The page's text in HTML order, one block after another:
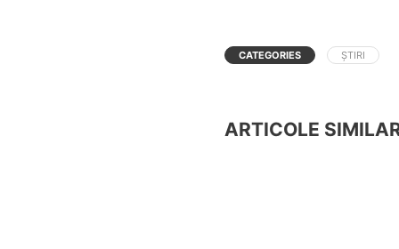
CATEGORIES ȘTIRI
ARTICOLE